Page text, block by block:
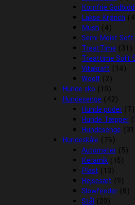
Kornfrie
Lakse Krønch
Mush (4)
Semi Moist
TreatTime (31)
Treattime Soft
Vitakraft (14)
Woolf (2)
Hunde sko (10)
Hundesenge (42)
Hunde puder (7)
Hunde Tæpper
Hundesenge
Hundeskåle (76)
Automater (5)
Keramik (15)
Plast (13)
Rejsesæt (9)
Slowfeeder (8)
Stål (20)